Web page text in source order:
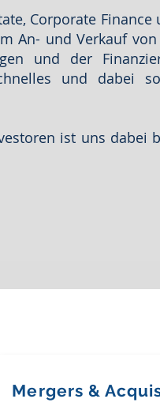
Corporate Finance
An- und Verkauf
und der
und dabei
ist uns dabei
Mergers &